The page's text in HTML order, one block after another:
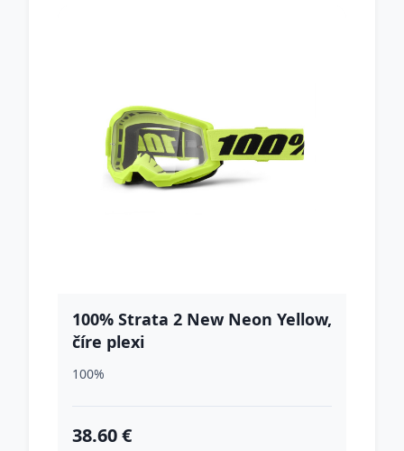
100% Strata 2 New Neon Yellow,
číre plexi
100%
38.60 €